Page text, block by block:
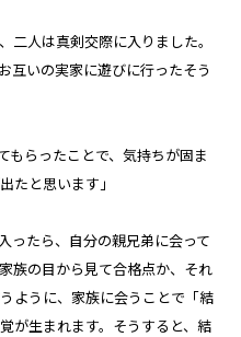
二人は真剣交際に入りました。
互いの実家に遊びに行ったそう
もらったことで、気持ちが固ま
たと思います」
ったら、自分の親兄弟に会って
族の目から見て合格点か、それ
ように、家族に会うことで「結
が生まれます。そうすると、結